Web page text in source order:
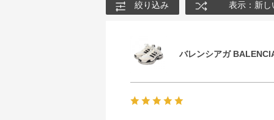
絞り込み 表示：新し
バレンシアガ